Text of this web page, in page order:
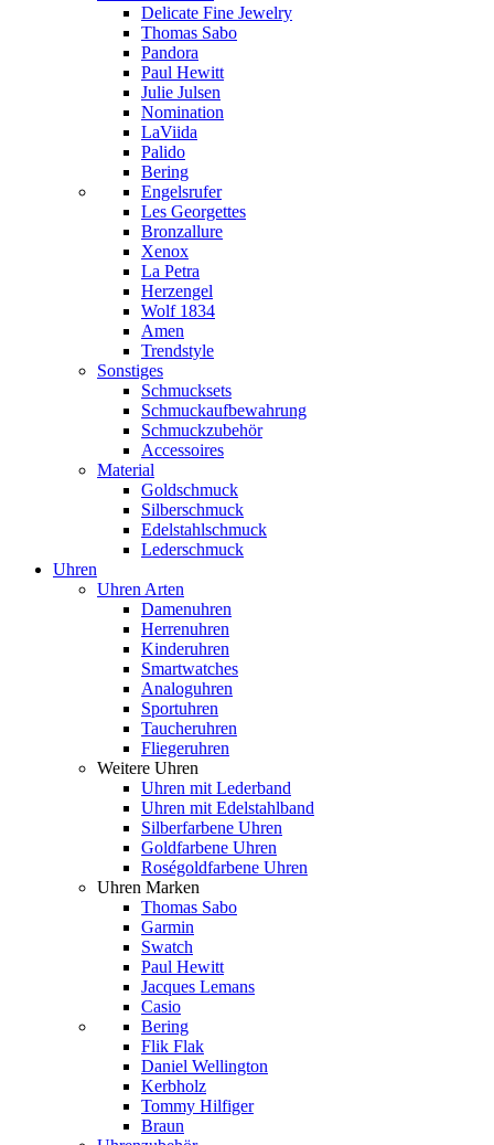
Delicate Fine Jewelry
Thomas Sabo
Pandora
Paul Hewitt
Julie Julsen
Nomination
LaViida
Palido
Bering
Engelsrufer
Les Georgettes
Bronzallure
Xenox
La Petra
Herzengel
Wolf 1834
Amen
Trendstyle
Sonstiges
Schmucksets
Schmuckaufbewahrung
Schmuckzubehör
Accessoires
Material
Goldschmuck
Silberschmuck
Edelstahlschmuck
Lederschmuck
Uhren
Uhren Arten
Damenuhren
Herrenuhren
Kinderuhren
Smartwatches
Analoguhren
Sportuhren
Taucheruhren
Fliegeruhren
Weitere Uhren
Uhren mit Lederband
Uhren mit Edelstahlband
Silberfarbene Uhren
Goldfarbene Uhren
Roségoldfarbene Uhren
Uhren Marken
Thomas Sabo
Garmin
Swatch
Paul Hewitt
Jacques Lemans
Casio
Bering
Flik Flak
Daniel Wellington
Kerbholz
Tommy Hilfiger
Braun